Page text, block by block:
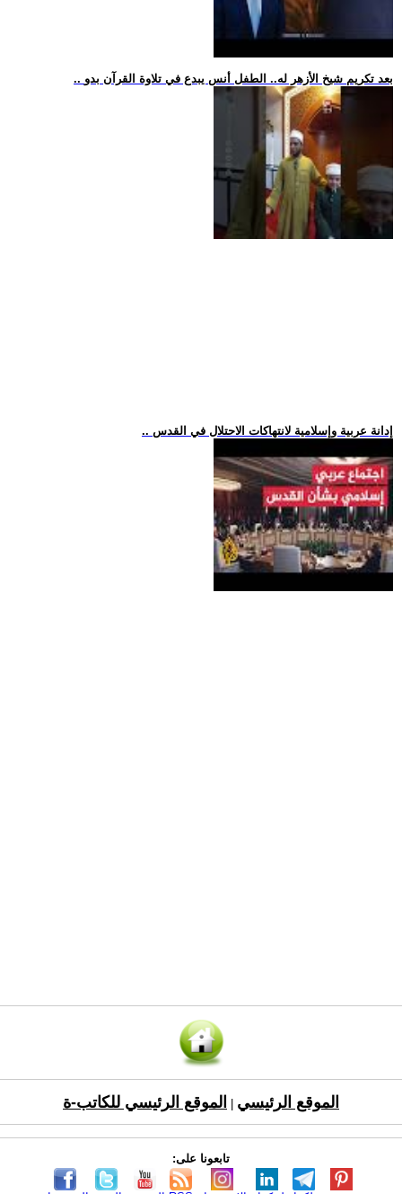
.. بعد تكريم شيخ الأزهر له.. الطفل أنس يبدع في تلاوة القرآن بدو
.. إدانة عربية وإسلامية لانتهاكات الاحتلال في القدس
الموقع الرئيسي الموقع الرئيسي للكاتب-ة
تابعونا على: